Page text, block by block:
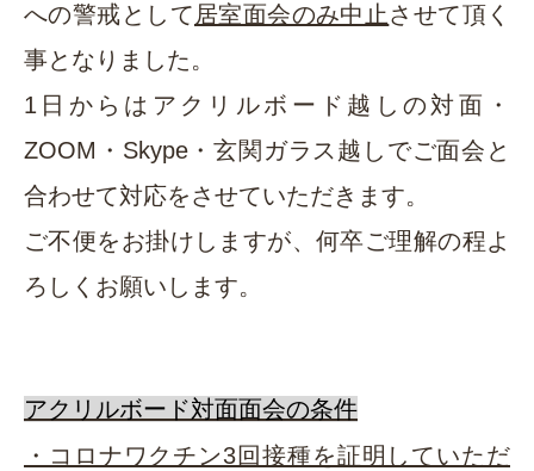
への警戒として 居室面会のみ中止させて頂く
事となりました。
1日からはアクリルボード越しの対面・
ZOOM・Skype・玄関ガラス越しでご面会と
合わせて対応をさせていただきます。
ご不便をお掛けしますが、何卒ご理解の程よ
ろしくお願いします。
アクリルボード対面面会の条件
・コロナワクチン3回接種を証明していただ